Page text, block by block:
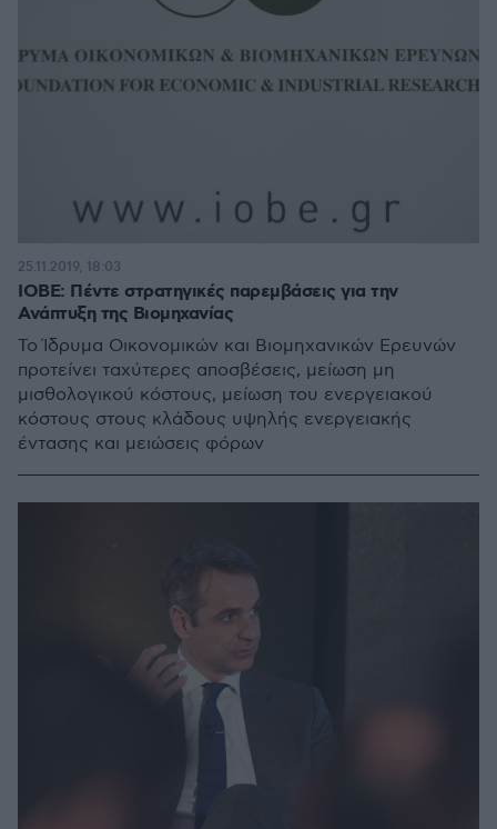
ΙΟΒΕ: Πέντε στρατηγικές παρεμβάσεις για την
Ανάπτυξη της Βιομηχανίας
Το Ίδρυμα Οικονομικών και Βιομηχανικών Ερευνών
προτείνει ταχύτερες αποσβέσεις, μείωση μη
μισθολογικού κόστους, μείωση του ενεργειακού
κόστους στους κλάδους υψηλής ενεργειακής
έντασης και μειώσεις φόρων
25.11.2019, 18:03